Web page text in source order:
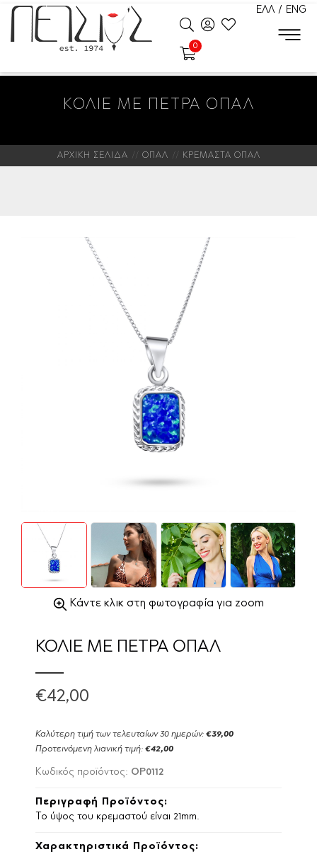
ΕΛΛ / ENG
0
ΚΟΛΙΕ ΜΕ ΠΕΤΡΑ ΟΠΑΛ
ΑΡΧΙΚΗ ΣΕΛΙΔΑ ΟΠΑΛ ΚΡΕΜΑΣΤΑ ΟΠΑΛ
Κάντε κλικ στη φωτογραφία για zoom
ΚΟΛΙΕ ΜΕ ΠΕΤΡΑ ΟΠΑΛ
€42,00
Καλύτερη τιμή των τελευταίων 30 ημερών: €39,00
Προτεινόμενη λιανική τιμή: €42,00
Κωδικός προϊόντος: OP0112
Περιγραφή Προϊόντος:
Το ύψος του κρεμαστού είναι 21mm.
Χαρακτηριστικά Προϊόντος: